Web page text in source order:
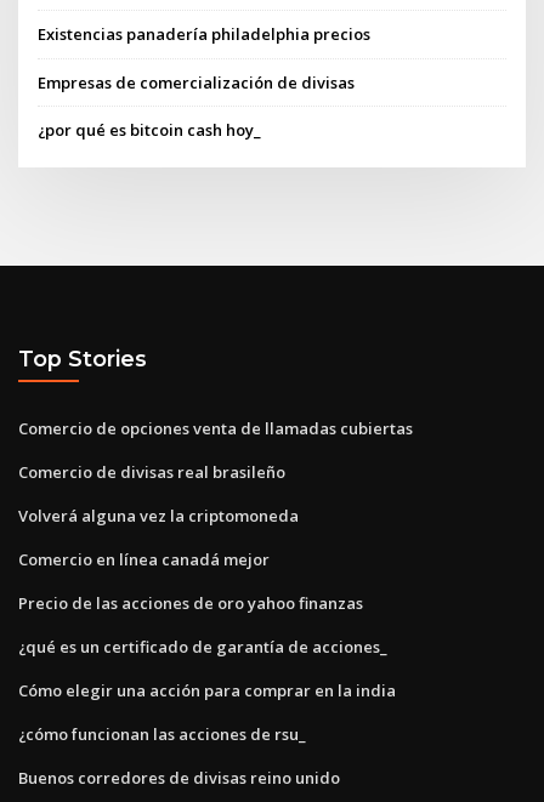
Existencias panadería philadelphia precios
Empresas de comercialización de divisas
¿por qué es bitcoin cash hoy_
Top Stories
Comercio de opciones venta de llamadas cubiertas
Comercio de divisas real brasileño
Volverá alguna vez la criptomoneda
Comercio en línea canadá mejor
Precio de las acciones de oro yahoo finanzas
¿qué es un certificado de garantía de acciones_
Cómo elegir una acción para comprar en la india
¿cómo funcionan las acciones de rsu_
Buenos corredores de divisas reino unido